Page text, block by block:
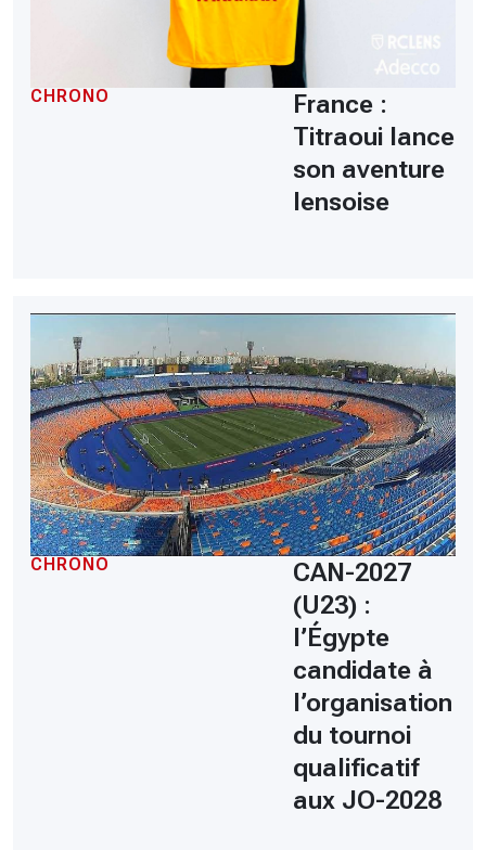
CHRONO
France :
Titraoui lance
son aventure
lensoise
CHRONO
CAN-2027
(U23) :
l’Égypte
candidate à
l’organisation
du tournoi
qualificatif
aux JO-2028